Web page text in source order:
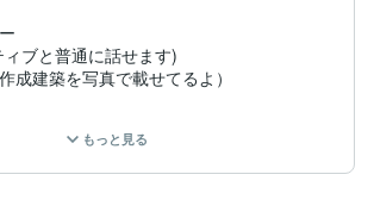
ィブと普通に話せます)
成建築を写真で載せてるよ）
能検定2級
ーで学年1位）
もっと見る